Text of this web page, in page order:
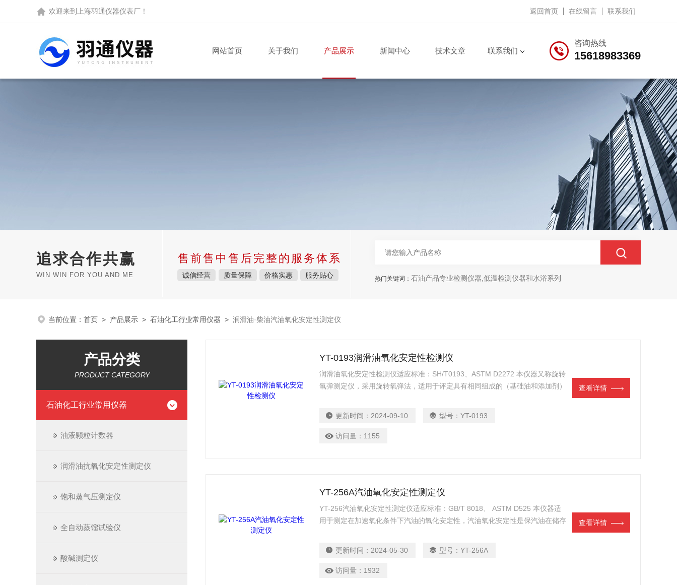
欢迎来到 上海羽通仪器仪表厂 ！ 返回首页 在线留言 联系我们
咨询热线
15618983369
网站首页 关于我们 产品展示 新闻中心 技术文章 联系我们
追求合作共赢
WIN WIN FOR YOU AND ME
售前售中售后完整的服务体系
诚信经营 质量保障 价格实惠 服务贴心 热门关键词： 石油产品专业检测仪器,低温检测仪器和水浴系列
当前位置： 首页 > 产品展示 > 石油化工行业常用仪器 > 润滑油·柴油汽油氧化安定性测定仪
产品分类
PRODUCT CATEGORY
石油化工行业常用仪器
油液颗粒计数器
润滑油抗氧化安定性测定仪
饱和蒸气压测定仪
全自动蒸馏试验仪
酸碱测定仪
YT-0193润滑油氧化安定性检测仪
润滑油氧化安定性检测仪适应标准：SH/T0193、ASTM D2272 本仪器又称旋转
氧弹测定仪，采用旋转氧弹法，适用于评定具有相同组成的（基础油和添加剂）
更新时间： 2024-09-10 型号：YT-0193
访问量： 1155
查看详情
YT-256A汽油氧化安定性测定仪
YT-256汽油氧化安定性测定仪适应标准：GB/T 8018、 ASTM D525 本仪器适
用于测定在加速氧化条件下汽油的氧化安定性，汽油氧化安定性是保汽油在储存
更新时间： 2024-05-30 型号：YT-256A
访问量： 1932
查看详情